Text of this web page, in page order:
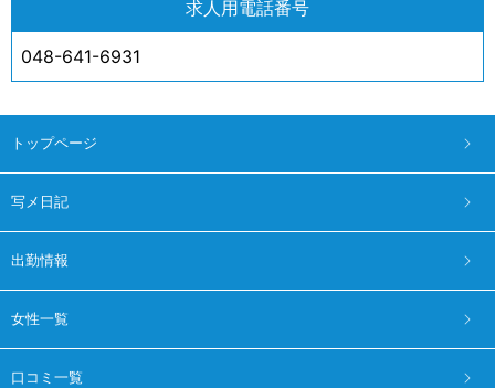
求人用電話番号
048-641-6931
トップページ
写メ日記
出勤情報
女性一覧
口コミ一覧